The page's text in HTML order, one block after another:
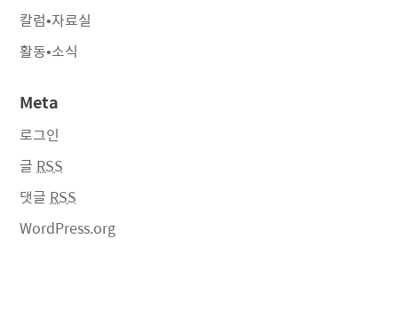
칼럼•자료실
활동•소식
Meta
로그인
글 RSS
댓글 RSS
WordPress.org